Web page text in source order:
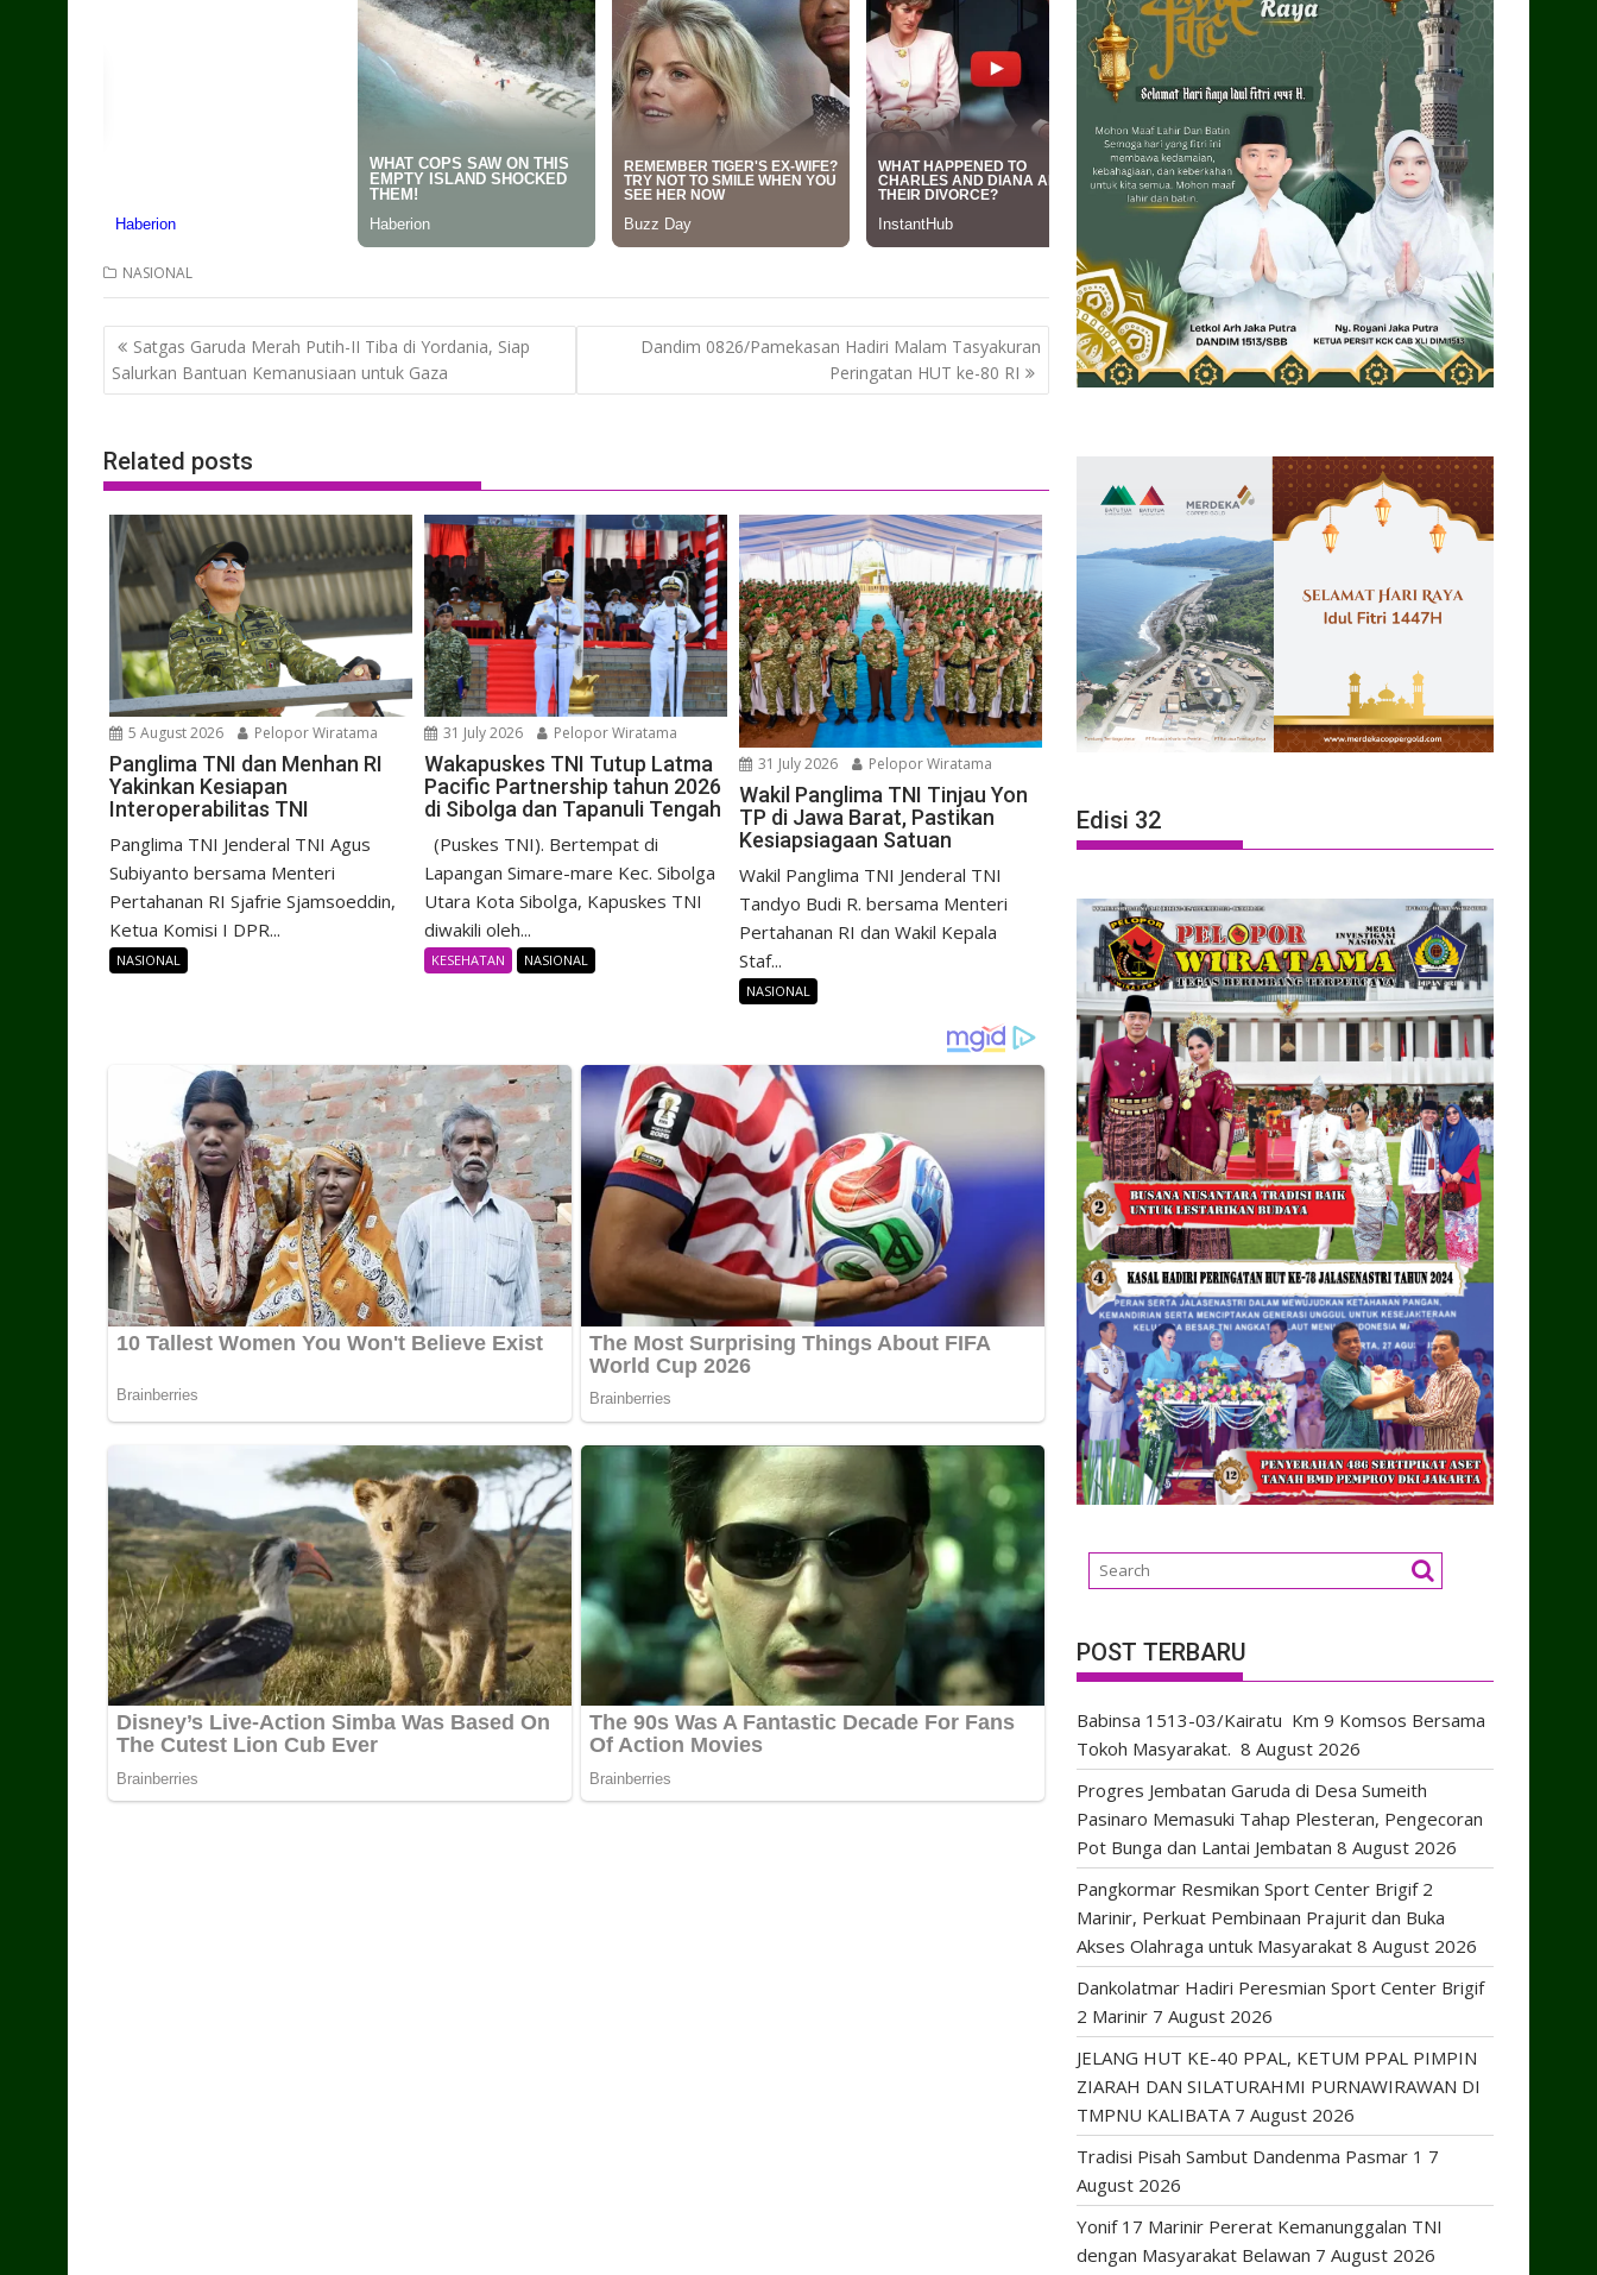
NASIONAL
Post
navigation
Satgas Garuda Merah Putih-II Tiba di Yordania, Siap
Salurkan Bantuan Kemanusiaan untuk Gaza
Dandim 0826/Pamekasan Hadiri Malam Tasyakuran
Peringatan HUT ke-80 RI
Related posts
5 August 2026 Pelopor Wiratama
Panglima TNI dan Menhan RI
Yakinkan Kesiapan
Interoperabilitas TNI
Panglima TNI Jenderal TNI Agus
Subiyanto bersama Menteri
Pertahanan RI Sjafrie Sjamsoeddin,
Ketua Komisi I DPR...
NASIONAL
31 July 2026 Pelopor Wiratama
Wakapuskes TNI Tutup Latma
Pacific Partnership tahun 2026
di Sibolga dan Tapanuli Tengah
(Puskes TNI). Bertempat di
Lapangan Simare-mare Kec. Sibolga
Utara Kota Sibolga, Kapuskes TNI
diwakili oleh...
KESEHATAN NASIONAL
31 July 2026 Pelopor Wiratama
Wakil Panglima TNI Tinjau Yon
TP di Jawa Barat, Pastikan
Kesiapsiagaan Satuan
Wakil Panglima TNI Jenderal TNI
Tandyo Budi R. bersama Menteri
Pertahanan RI dan Wakil Kepala
Staf...
NASIONAL
Edisi 32
POST TERBARU
Babinsa 1513-03/Kairatu Km 9 Komsos Bersama
Tokoh Masyarakat. 8 August 2026
Progres Jembatan Garuda di Desa Sumeith
Pasinaro Memasuki Tahap Plesteran, Pengecoran
Pot Bunga dan Lantai Jembatan 8 August 2026
Pangkormar Resmikan Sport Center Brigif 2
Marinir, Perkuat Pembinaan Prajurit dan Buka
Akses Olahraga untuk Masyarakat 8 August 2026
Dankolatmar Hadiri Peresmian Sport Center Brigif
2 Marinir 7 August 2026
JELANG HUT KE-40 PPAL, KETUM PPAL PIMPIN
ZIARAH DAN SILATURAHMI PURNAWIRAWAN DI
TMPNU KALIBATA 7 August 2026
Tradisi Pisah Sambut Dandenma Pasmar 1 7
August 2026
Yonif 17 Marinir Pererat Kemanunggalan TNI
dengan Masyarakat Belawan 7 August 2026